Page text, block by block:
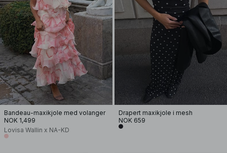
Bandeau-maxikjole med volanger
NOK 1,499
Lovisa Wallin x NA-KD
Drapert maxikjole i mesh
NOK 659